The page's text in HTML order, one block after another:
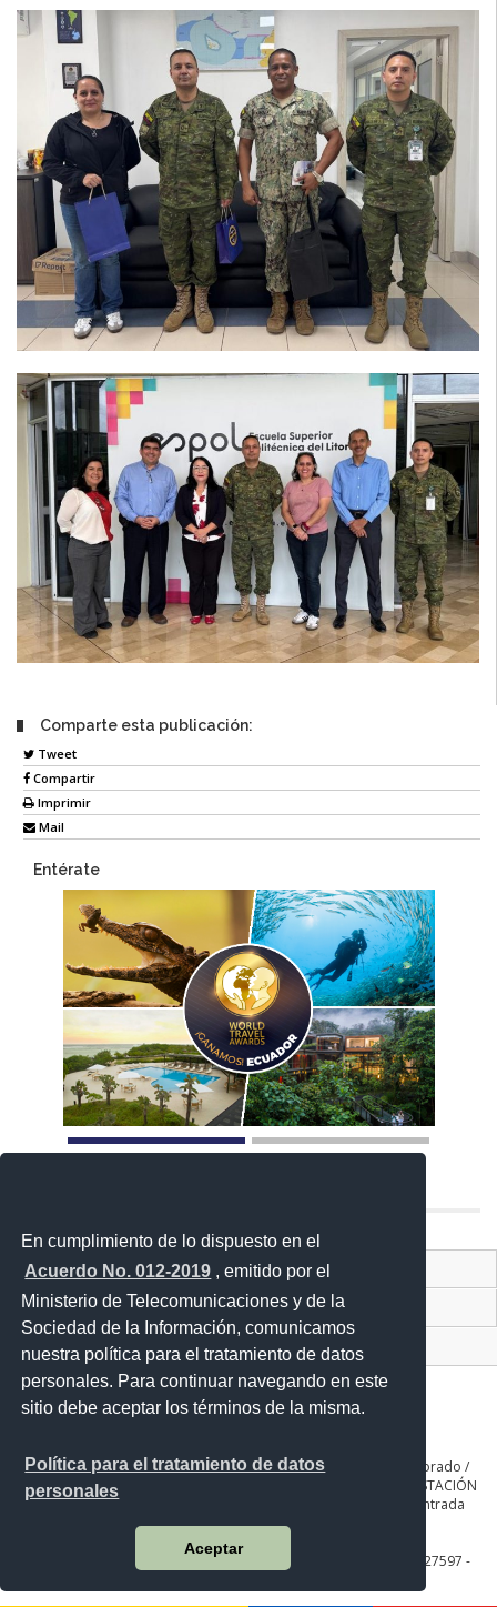
En cumplimiento de lo dispuesto en el
Acuerdo No. 012-2019 , emitido por el
Ministerio de Telecomunicaciones y de la
Sociedad de la Información, comunicamos
nuestra política para el tratamiento de datos
personales. Para continuar navegando en este
sitio debe aceptar los términos de la misma.
Política para el tratamiento de datos
personales
Aceptar
Comparte esta publicación:
Tweet
Compartir
Imprimir
Mail
Entérate
Contacto Ciudadano Digital
Portal Trámites Ciudadano
Sistema Nacional de Información (SNI)
QUITO: Seniergues E4-676 y Gral. Telmo Paz y Miño. Sector El Dorado /
GUAYAQUIL: Av. Guillermo Pareja #402 Ciudadela la Garzota / ESTACIÓN
COTOPAXI: Panamericana Sur Km. 65, Páramo de Romerillos entrada
Parque Nacional de Recreación
Teléfono: QUITO: 593-2 3975100 al 130 / GUAYAQUIL: 593-4 2627597 -